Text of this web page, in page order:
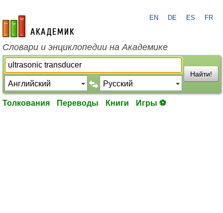
academic.ru
EN DE ES FR
Словари и энциклопедии на Академике
Найти!
Толкования Переводы Книги Игры ⚽